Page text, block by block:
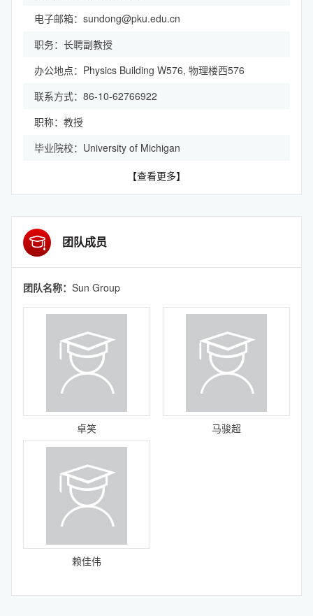
【查看更多】
电子邮箱： sundong@pku.edu.cn
职务：长聘副教授
办公地点：Physics Building W576, 物理楼西576
联系方式：86-10-62766922
职称：教授
毕业院校：University of Michigan
团队成员
团队名称： Sun Group
卓笑 马骏超
赖佳伟